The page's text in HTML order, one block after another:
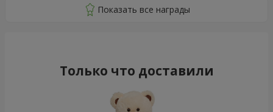
Только что доставили